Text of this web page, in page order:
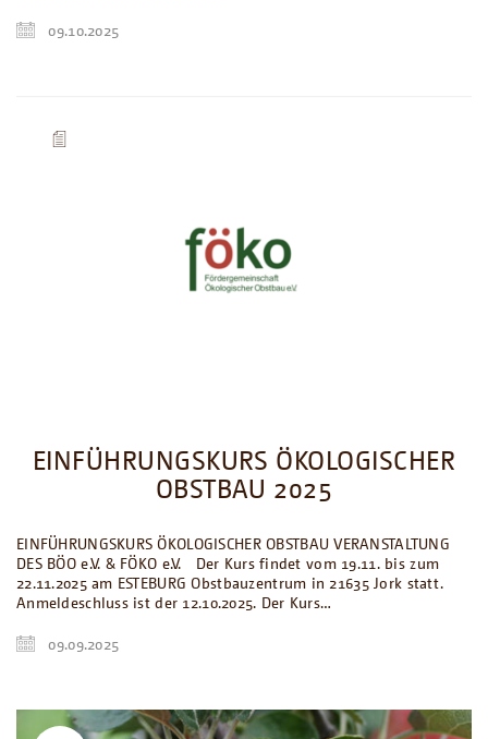
09.10.2025
EINFÜHRUNGSKURS ÖKOLOGISCHER
OBSTBAU 2025
EINFÜHRUNGSKURS ÖKOLOGISCHER OBSTBAU VERANSTALTUNG
DES BÖO e.V. & FÖKO e.V. Der Kurs findet vom 19.11. bis zum
22.11.2025 am ESTEBURG Obstbauzentrum in 21635 Jork statt.
Anmeldeschluss ist der 12.10.2025. Der Kurs…
09.09.2025